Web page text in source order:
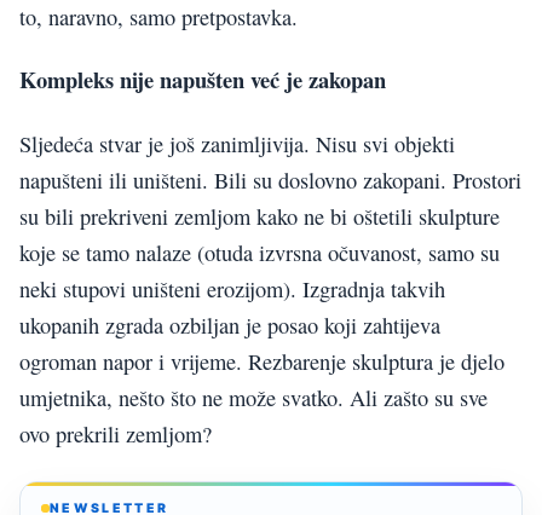
to, naravno, samo pretpostavka.
Kompleks nije napušten već je zakopan
Sljedeća stvar je još zanimljivija. Nisu svi objekti
napušteni ili uništeni. Bili su doslovno zakopani. Prostori
su bili prekriveni zemljom kako ne bi oštetili skulpture
koje se tamo nalaze (otuda izvrsna očuvanost, samo su
neki stupovi uništeni erozijom). Izgradnja takvih
ukopanih zgrada ozbiljan je posao koji zahtijeva
ogroman napor i vrijeme. Rezbarenje skulptura je djelo
umjetnika, nešto što ne može svatko. Ali zašto su sve
ovo prekrili zemljom?
NEWSLETTER